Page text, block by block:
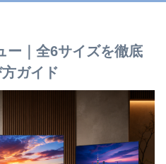
ー｜全6サイズを徹底
ガイド